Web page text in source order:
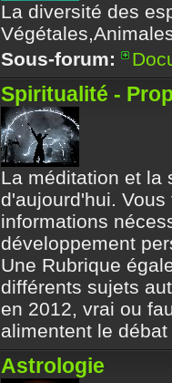
La diversité des
Sous-forum:
Spiritualité -
La méditation et la
d'aujourd'hui.
informations
développement
Une Rubrique
différents sujets
en 2012, vrai ou
alimentent le débat
Astrologie